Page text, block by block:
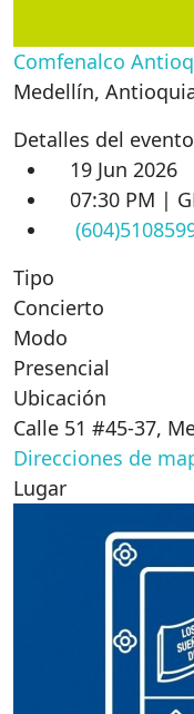
Comfenalco
Medellín,
Detalles del evento
19 Jun 2026
07:30 PM |
Tipo
Concierto
Modo
Presencial
Ubicación
Calle 51 #45-37,
Direcciones de
Lugar